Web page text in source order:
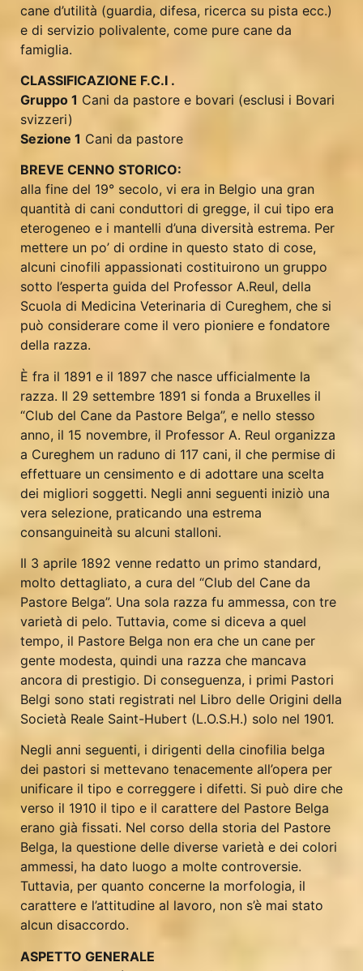
cane d’utilità (guardia, difesa, ricerca su pista ecc.)
e di servizio polivalente, come pure cane da
famiglia.
CLASSIFICAZIONE F.C.I .
Gruppo 1 Cani da pastore e bovari (esclusi i Bovari
svizzeri)
Sezione 1 Cani da pastore
BREVE CENNO STORICO:
alla fine del 19° secolo, vi era in Belgio una gran
quantità di cani conduttori di gregge, il cui tipo era
eterogeneo e i mantelli d’una diversità estrema. Per
mettere un po’ di ordine in questo stato di cose,
alcuni cinofili appassionati costituirono un gruppo
sotto l’esperta guida del Professor A.Reul, della
Scuola di Medicina Veterinaria di Cureghem, che si
può considerare come il vero pioniere e fondatore
della razza.
È fra il 1891 e il 1897 che nasce ufficialmente la
razza. Il 29 settembre 1891 si fonda a Bruxelles il
“Club del Cane da Pastore Belga”, e nello stesso
anno, il 15 novembre, il Professor A. Reul organizza
a Cureghem un raduno di 117 cani, il che permise di
effettuare un censimento e di adottare una scelta
dei migliori soggetti. Negli anni seguenti iniziò una
vera selezione, praticando una estrema
consanguineità su alcuni stalloni.
Il 3 aprile 1892 venne redatto un primo standard,
molto dettagliato, a cura del “Club del Cane da
Pastore Belga”. Una sola razza fu ammessa, con tre
varietà di pelo. Tuttavia, come si diceva a quel
tempo, il Pastore Belga non era che un cane per
gente modesta, quindi una razza che mancava
ancora di prestigio. Di conseguenza, i primi Pastori
Belgi sono stati registrati nel Libro delle Origini della
Società Reale Saint-Hubert (L.O.S.H.) solo nel 1901.
Negli anni seguenti, i dirigenti della cinofilia belga
dei pastori si mettevano tenacemente all’opera per
unificare il tipo e correggere i difetti. Si può dire che
verso il 1910 il tipo e il carattere del Pastore Belga
erano già fissati. Nel corso della storia del Pastore
Belga, la questione delle diverse varietà e dei colori
ammessi, ha dato luogo a molte controversie.
Tuttavia, per quanto concerne la morfologia, il
carattere e l’attitudine al lavoro, non s’è mai stato
alcun disaccordo.
ASPETTO GENERALE